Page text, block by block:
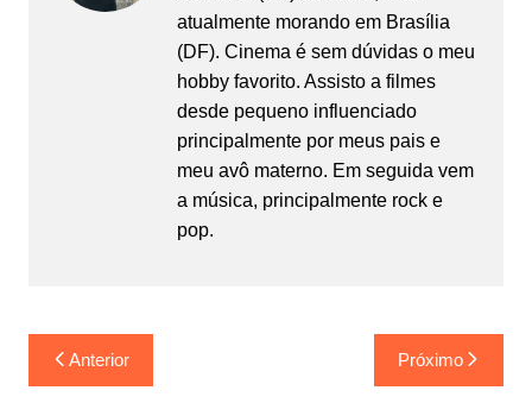
atualmente morando em Brasília
(DF). Cinema é sem dúvidas o meu
hobby favorito. Assisto a filmes
desde pequeno influenciado
principalmente por meus pais e
meu avô materno. Em seguida vem
a música, principalmente rock e
pop.
Navegação
de
Anterior Próximo